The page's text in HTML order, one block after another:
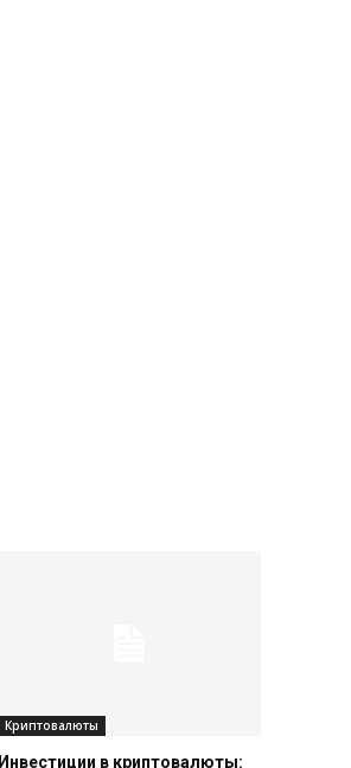
Криптовалюты
Инвестиции в криптовалюты: